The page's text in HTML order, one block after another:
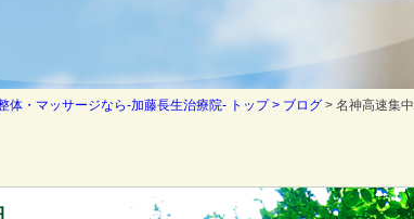
体・マッサージなら-加藤長生治療院- トップ > ブログ > 名神高速集